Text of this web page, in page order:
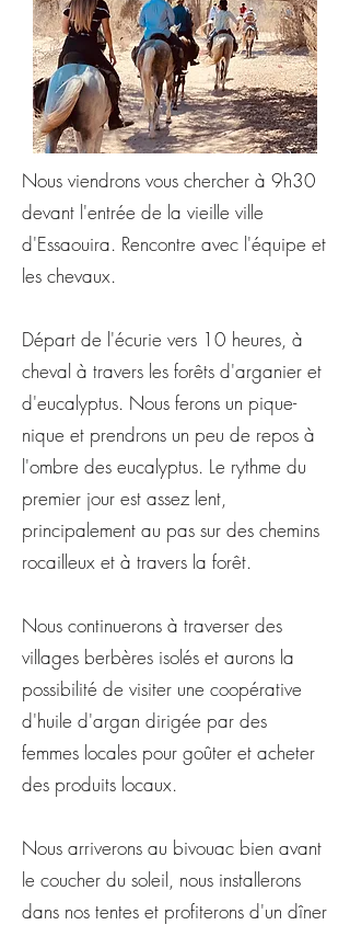
Nous viendrons vous chercher à 9h30
devant l'entrée de la vieille ville
d'Essaouira. Rencontre avec l'équipe et
les chevaux.
Départ de l'écurie vers 10 heures, à
cheval à travers les forêts d'arganier et
d'eucalyptus. Nous ferons un pique-
nique et prendrons un peu de repos à
l'ombre des eucalyptus. Le rythme du
premier jour est assez lent,
principalement au pas sur des chemins
rocailleux et à travers la forêt.
Nous continuerons à traverser des
villages berbères isolés et aurons la
possibilité de visiter une coopérative
d'huile d'argan dirigée par des
femmes locales pour goûter et acheter
des produits locaux.
Nous arriverons au bivouac bien avant
le coucher du soleil, nous installerons
dans nos tentes et profiterons d'un dîner